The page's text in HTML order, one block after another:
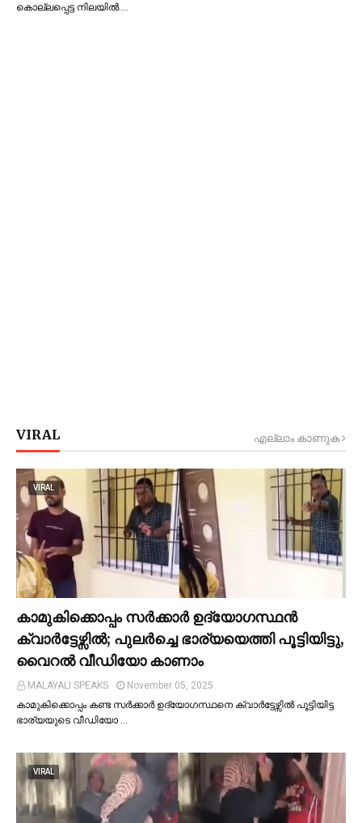
കൊല്ലപ്പെട്ട നിലയില്‍.…
VIRAL എല്ലാം കാണുക
VIRAL
കാമുകിക്കൊപ്പം സര്‍ക്കാര്‍ ഉദ്യോഗസ്ഥൻ
ക്വാര്‍ട്ടേഴ്സില്‍; പുലര്‍ച്ചെ ഭാര്യയെത്തി പൂട്ടിയിട്ടു,
വൈറല്‍ വീഡിയോ കാണാം
MALAYALI SPEAKS
November 05, 2025
കാമുകിക്കൊപ്പം കണ്ട സർക്കാർ ഉദ്യോഗസ്ഥനെ ക്വാർട്ടേഴ്സില്‍ പൂട്ടിയിട്ട
ഭാര്യയുടെ വീഡിയോ …
VIRAL